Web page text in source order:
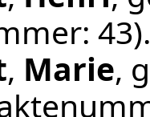
43).
, Marie,